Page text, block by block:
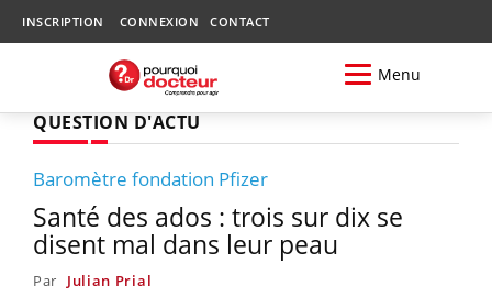
INSCRIPTION CONNEXION CONTACT
Menu
QUESTION D'ACTU
Baromètre fondation Pfizer
Santé des ados : trois sur dix se
disent mal dans leur peau
Par Julian Prial